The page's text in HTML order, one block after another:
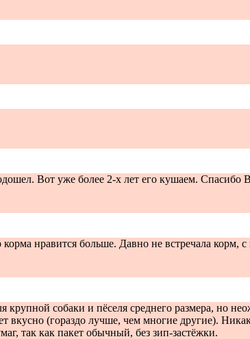
Вот уже более 2-х лет его кушаем. Спасибо
нравится больше. Давно не встречала корм,
собаки и пёселя среднего размера, но
вкусно (гораздо лучше, чем многие другие).
так как пакет обычный, без зип-застёжки.